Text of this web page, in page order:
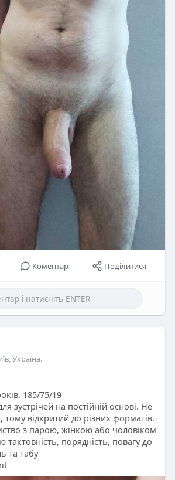
Коментар Поділитися
Україна.
185/75/19
зустрічей на постійній основі. Не
тому відкритий до різних форматів.
з парою, жінкою або чоловіком
тактовність, порядність, повагу до
та табу